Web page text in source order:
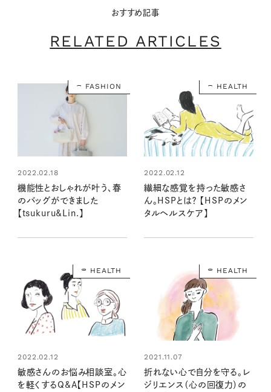
おすすめ記事
RELATED ARTICLES
FASHION
2022.02.18
機能性とおしゃれが叶う、春
のバッグができました
【tsukuru&Lin.】
HEALTH
2022.02.12
繊細な感覚を持った敏感さ
ん。HSPとは？ 【HSPのメン
タルヘルスケア】
HEALTH
2022.02.12
敏感さんのお悩み相談室。心
を軽くするQ&A【HSPのメン
HEALTH
2021.11.07
折れない心で自分を守る。レ
ジリエンス（心の回復力）の